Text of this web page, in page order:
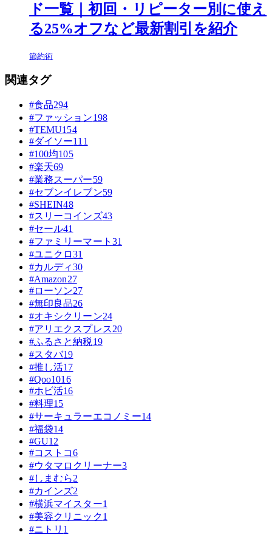
ド一覧｜初回・リピーター別に使え
る25%オフなど最新割引を紹介
節約術
関連タグ
#食品294
#ファッション198
#TEMU154
#ダイソー111
#100均105
#楽天69
#業務スーパー59
#セブンイレブン59
#SHEIN48
#スリーコインズ43
#セール41
#ファミリーマート 31
#ユニクロ31
#カルディ30
#Amazon27
#ローソン27
#無印良品26
#オキシクリーン24
#アリエクスプレス20
#ふるさと納税19
#スタバ19
#推し活17
#Qoo1016
#ホビ活16
#料理15
#サーキュラーエコノミー14
#福袋14
#GU12
#コストコ6
#ウタマロクリーナー3
#しまむら2
#カインズ2
#横浜マイスター1
#美容クリニック1
#ニトリ 1